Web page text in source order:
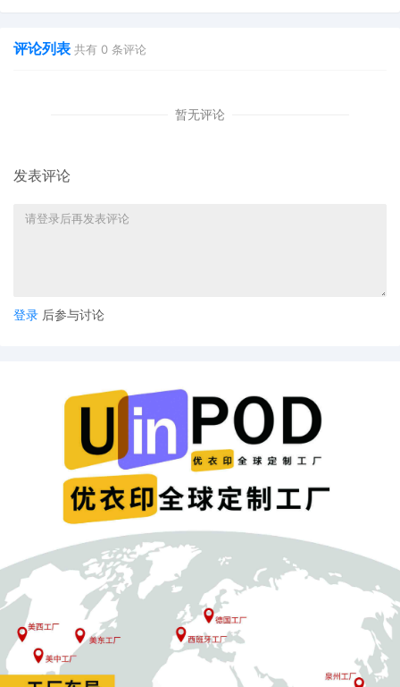
评论列表 共有 0 条评论
暂无评论
发表评论
登录 后参与讨论